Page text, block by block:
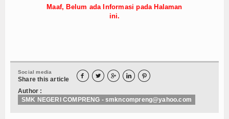
Maaf, Belum ada Informasi pada Halaman
ini.
Social media
Share this article     
Author :
SMK NEGERI COMPRENG - smkncompreng@yahoo.com